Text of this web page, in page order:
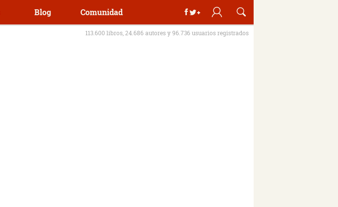
Blog Comunidad
113.600 libros, 24.686 autores y 96.736 usuarios registrados